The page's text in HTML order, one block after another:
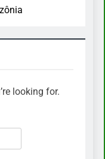
looking for.